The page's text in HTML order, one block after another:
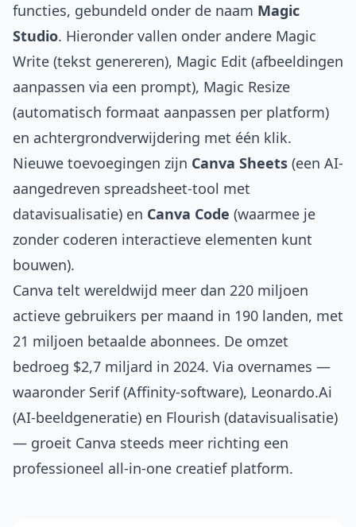
functies, gebundeld onder de naam Magic
Studio. Hieronder vallen onder andere Magic
Write (tekst genereren), Magic Edit (afbeeldingen
aanpassen via een prompt), Magic Resize
(automatisch formaat aanpassen per platform)
en achtergrondverwijdering met één klik.
Nieuwe toevoegingen zijn Canva Sheets (een AI-
aangedreven spreadsheet-tool met
datavisualisatie) en Canva Code (waarmee je
zonder coderen interactieve elementen kunt
bouwen).
Canva telt wereldwijd meer dan 220 miljoen
actieve gebruikers per maand in 190 landen, met
21 miljoen betaalde abonnees. De omzet
bedroeg $2,7 miljard in 2024. Via overnames —
waaronder Serif (Affinity-software), Leonardo.Ai
(AI-beeldgeneratie) en Flourish (datavisualisatie)
— groeit Canva steeds meer richting een
professioneel all-in-one creatief platform.